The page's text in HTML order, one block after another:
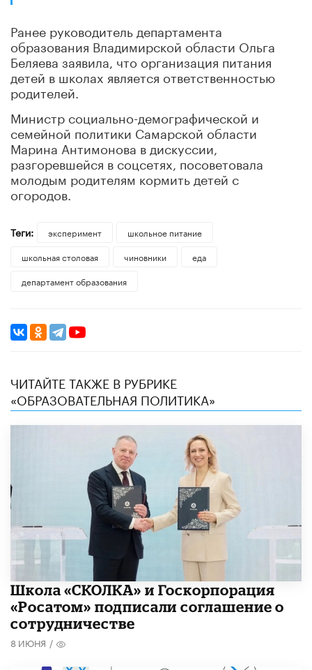
Ранее руководитель департамента
образования Владимирской области Ольга
Беляева заявила, что организация питания
детей в школах является ответственностью
родителей.
Министр социально-демографической и
семейной политики Самарской области
Марина Антимонова в дискуссии,
разгоревшейся в соцсетях, посоветовала
молодым родителям кормить детей с
огородов.
Теги: эксперимент
школьное питание
школьная столовая
чиновники
еда
департамент образования
ЧИТАЙТЕ ТАКЖЕ В РУБРИКЕ
«ОБРАЗОВАТЕЛЬНАЯ ПОЛИТИКА»
Школа «СКОЛКА» и Госкорпорация
«Росатом» подписали соглашение о
сотрудничестве
8 ИЮНЯ /